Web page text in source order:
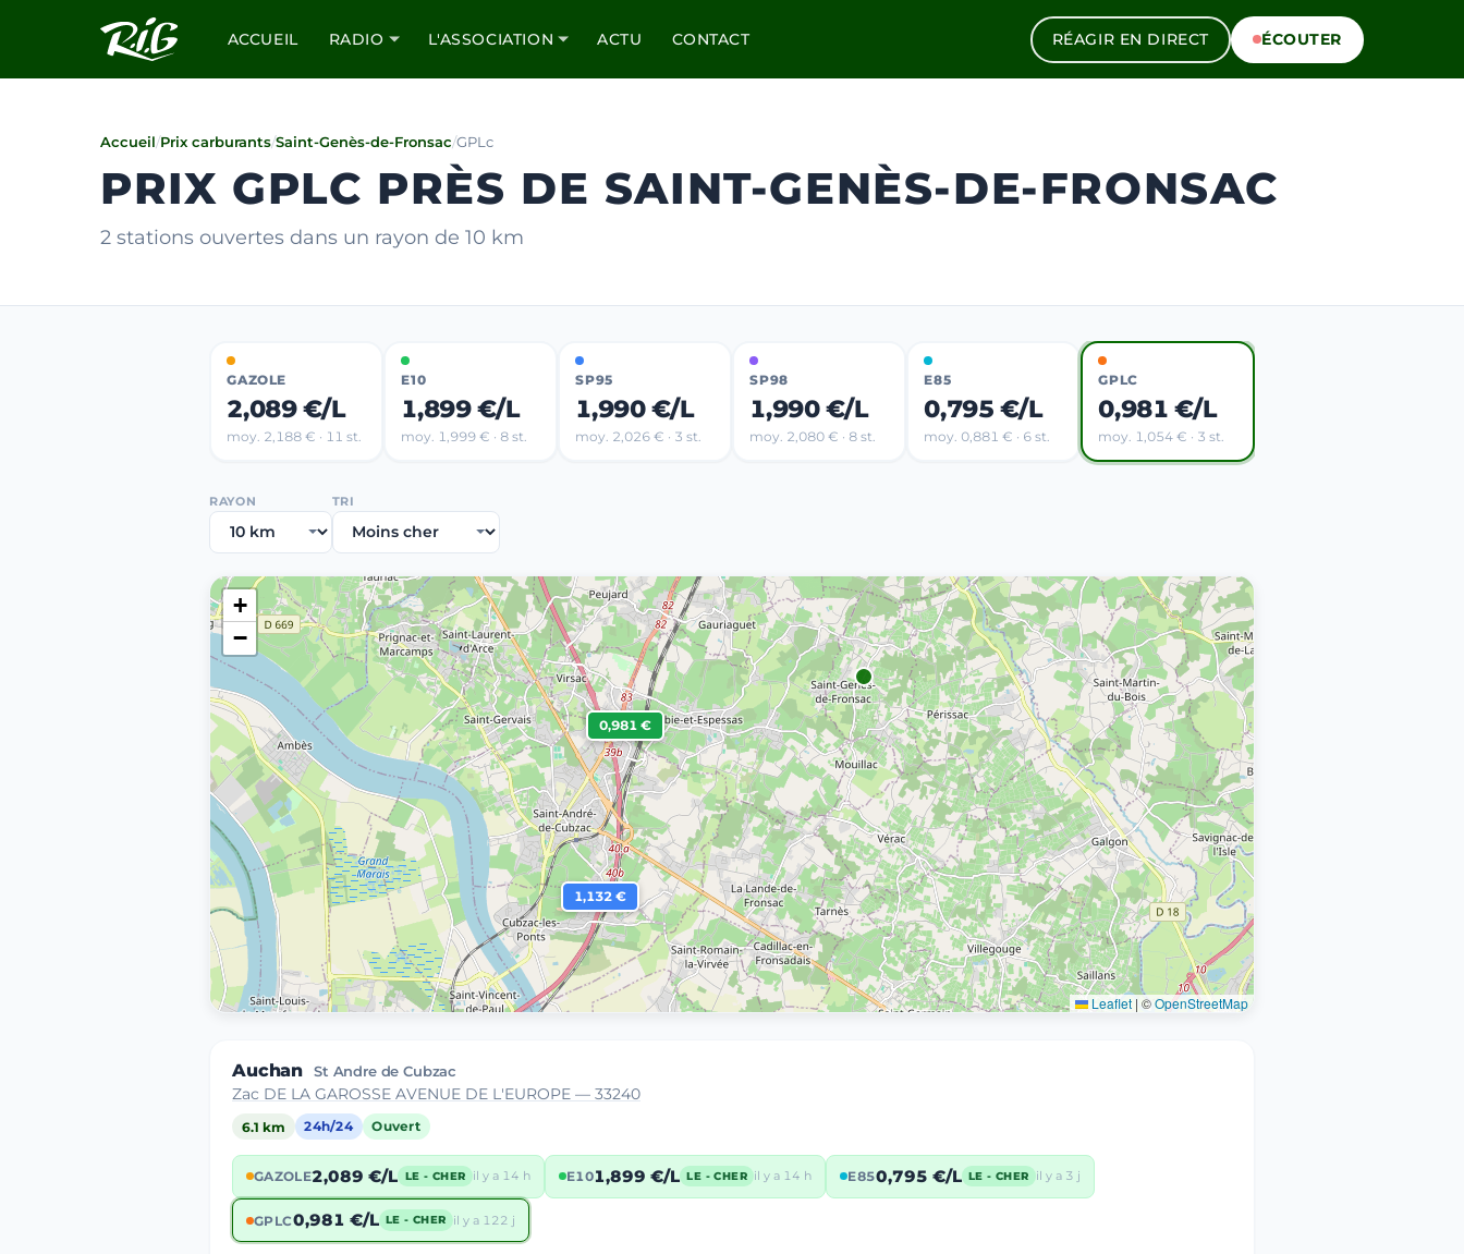
ACCUEIL RADIO L'ASSOCIATION ACTU CONTACT RÉAGIR EN DIRECT ÉCOUTER
Accueil/Prix carburants/Saint-Genès-de-Fronsac/GPLc
PRIX GPLC PRÈS DE SAINT-GENÈS-DE-FRONSAC
2 stations ouvertes dans un rayon de 10 km
GAZOLE
2,089 €/L
moy. 2,188 € · 11 st.
E10
1,899 €/L
moy. 1,999 € · 8 st.
SP95
1,990 €/L
moy. 2,026 € · 3 st.
SP98
1,990 €/L
moy. 2,080 € · 8 st.
E85
0,795 €/L
moy. 0,881 € · 6 st.
GPLC
0,981 €/L
moy. 1,054 € · 3 st.
RAYON TRI
0,981 €
1,132 €
+
−
Leaflet | ©OpenStreetMap
Auchan St Andre de Cubzac
Zac DE LA GAROSSE AVENUE DE L'EUROPE — 33240
6.1 km 24h/24 Ouvert
GAZOLE2,089 €/L LE - CHER il y a 14 h E101,899 €/L LE - CHER il y a 14 h E850,795 €/L LE - CHER il y a 3 j
GPLC0,981 €/L LE - CHER il y a 122 j